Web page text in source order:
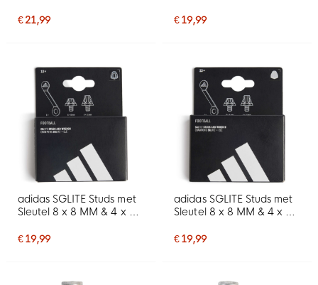
€ 21,99 € 19,99
adidas SGLITE Studs met
Sleutel 8 x 8 MM & 4 x 11
€ 19,99
adidas SGLITE Studs met
Sleutel 8 x 8 MM & 4 x 11
€ 19,99